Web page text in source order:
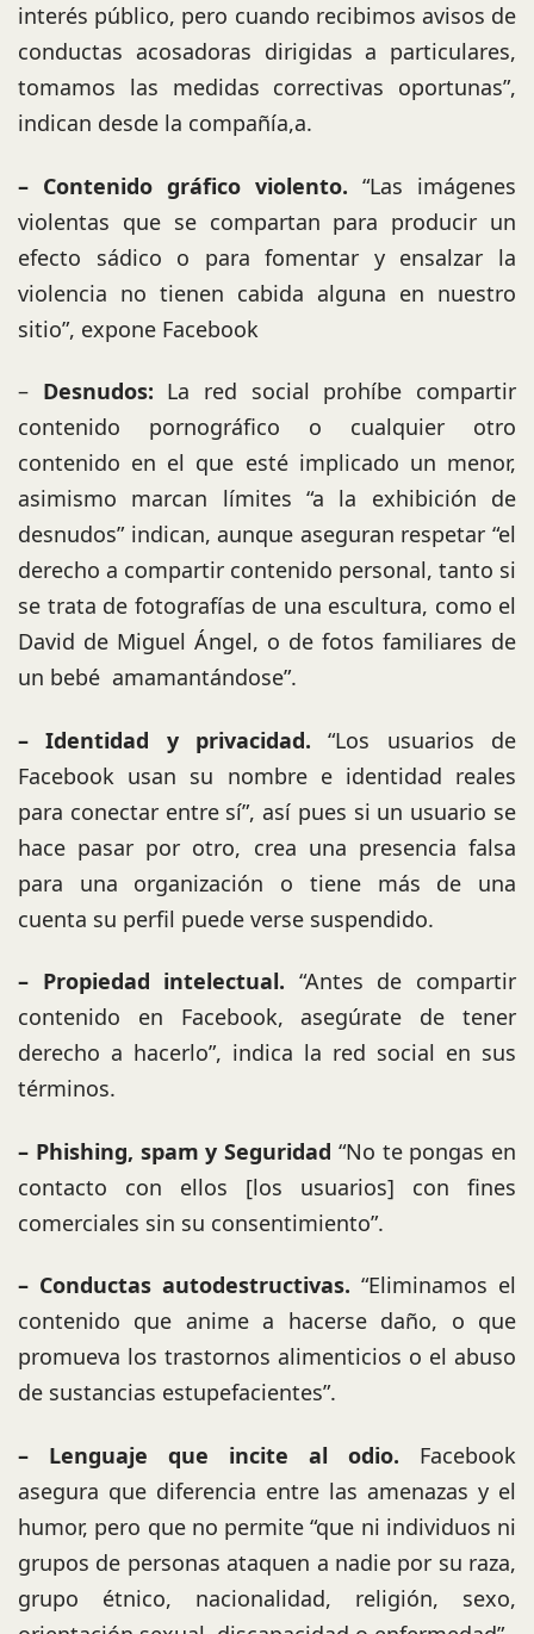
interés público, pero cuando recibimos avisos de
conductas acosadoras dirigidas a particulares,
tomamos las medidas correctivas oportunas”,
indican desde la compañía,a.
– Contenido gráfico violento. “Las imágenes
violentas que se compartan para producir un
efecto sádico o para fomentar y ensalzar la
violencia no tienen cabida alguna en nuestro
sitio”, expone Facebook
– Desnudos: La red social prohíbe compartir
contenido pornográfico o cualquier otro
contenido en el que esté implicado un menor,
asimismo marcan límites “a la exhibición de
desnudos” indican, aunque aseguran respetar “el
derecho a compartir contenido personal, tanto si
se trata de fotografías de una escultura, como el
David de Miguel Ángel, o de fotos familiares de
un bebé amamantándose”.
– Identidad y privacidad. “Los usuarios de
Facebook usan su nombre e identidad reales
para conectar entre sí”, así pues si un usuario se
hace pasar por otro, crea una presencia falsa
para una organización o tiene más de una
cuenta su perfil puede verse suspendido.
– Propiedad intelectual. “Antes de compartir
contenido en Facebook, asegúrate de tener
derecho a hacerlo”, indica la red social en sus
términos.
– Phishing, spam y Seguridad “No te pongas en
contacto con ellos [los usuarios] con fines
comerciales sin su consentimiento”.
– Conductas autodestructivas. “Eliminamos el
contenido que anime a hacerse daño, o que
promueva los trastornos alimenticios o el abuso
de sustancias estupefacientes”.
– Lenguaje que incite al odio. Facebook
asegura que diferencia entre las amenazas y el
humor, pero que no permite “que ni individuos ni
grupos de personas ataquen a nadie por su raza,
grupo étnico, nacionalidad, religión, sexo,